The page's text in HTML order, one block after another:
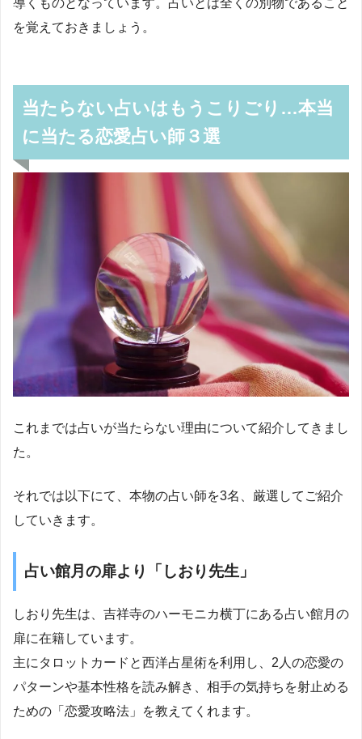
を覚えておきましょう。
当たらない占いはもうこりごり…本当
に当たる恋愛占い師３選
これまでは占いが当たらない理由について紹介してきまし
た。
それでは以下にて、本物の占い師を3名、厳選してご紹介
していきます。
占い館月の扉より「しおり先生」
しおり先生は、吉祥寺のハーモニカ横丁にある占い館月の
扉に在籍しています。
主にタロットカードと西洋占星術を利用し、2人の恋愛の
パターンや基本性格を読み解き、相手の気持ちを射止める
ための「恋愛攻略法」を教えてくれます。